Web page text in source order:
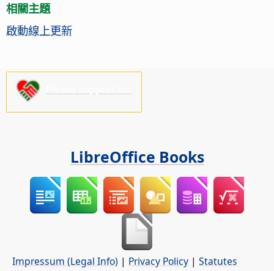
相關主題
啟動線上更新
LibreOffice Books
Impressum (Legal Info) | Privacy Policy | Statutes